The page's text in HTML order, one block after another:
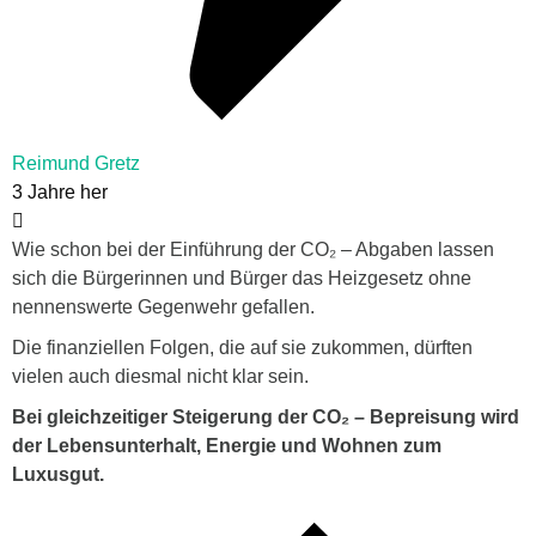
Reimund Gretz
3 Jahre her
Wie schon bei der Einführung der CO₂ – Abgaben lassen
sich die Bürgerinnen und Bürger das Heizgesetz ohne
nennenswerte Gegenwehr gefallen.
Die finanziellen Folgen, die auf sie zukommen, dürften
vielen auch diesmal nicht klar sein.
Bei gleichzeitiger Steigerung der CO₂ – Bepreisung wird
der Lebensunterhalt, Energie und Wohnen zum
Luxusgut.